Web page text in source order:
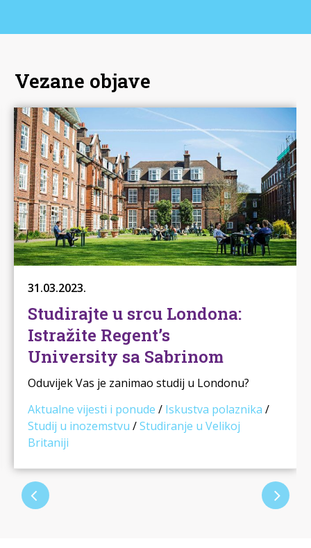
Vezane objave
31.03.2023.
Studirajte u srcu Londona:
Istražite Regent’s
University sa Sabrinom
Oduvijek Vas je zanimao studij u Londonu?
University London koji …
Aktualne vijesti i ponude / Iskustva polaznika /
Studij u inozemstvu /Studiranje u Velikoj
Britaniji